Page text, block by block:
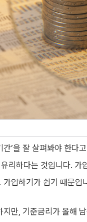
’을 잘 살펴봐야 한다
리하다는 것입니다.
입하기가 쉽기 때문입
만, 기준금리가 올해